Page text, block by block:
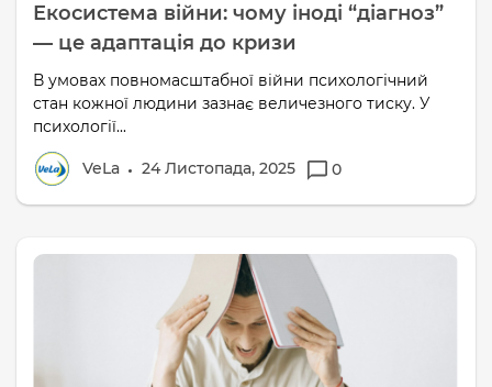
Екосистема війни: чому іноді “діагноз”
— це адаптація до кризи
В умовах повномасштабної війни психологічний
стан кожної людини зазнає величезного тиску. У
психології...
VeLa 24 Листопада, 2025 0